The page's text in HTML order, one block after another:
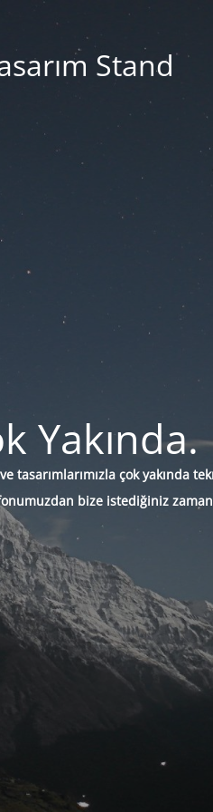
Stand
Yakında.
tasarımlarımızla çok yakında
bize istediğiniz